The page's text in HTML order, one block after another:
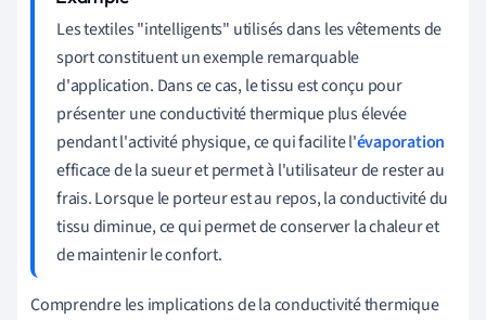
Les textiles "intelligents" utilisés dans les vêtements de
sport constituent un exemple remarquable
d'application. Dans ce cas, le tissu est conçu pour
présenter une conductivité thermique plus élevée
pendant l'activité physique, ce qui facilite l'évaporation
efficace de la sueur et permet à l'utilisateur de rester au
frais. Lorsque le porteur est au repos, la conductivité du
tissu diminue, ce qui permet de conserver la chaleur et
de maintenir le confort.
Comprendre les implications de la conductivité thermique